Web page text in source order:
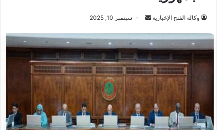
وكالة الفتح الإخبارية
أرسل
إلكترونيا
سبتمبر 10, 2025